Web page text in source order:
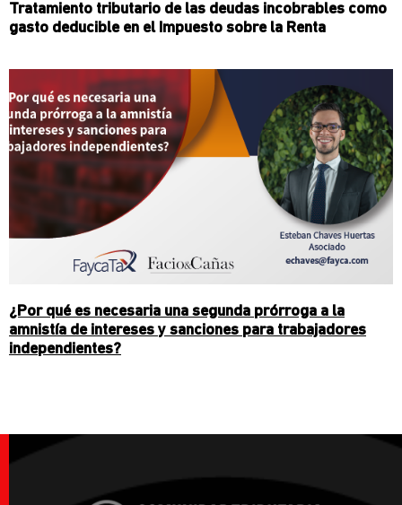
Tratamiento tributario de las deudas incobrables como
gasto deducible en el Impuesto sobre la Renta
¿Por qué es necesaria una segunda prórroga a la
amnistía de intereses y sanciones para trabajadores
independientes?